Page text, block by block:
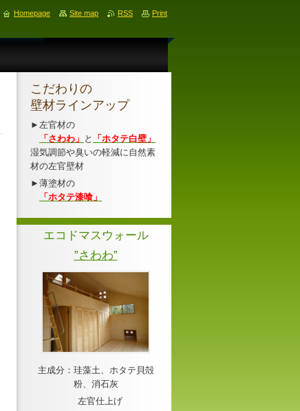
こだわりの
壁材ラインアップ
►左官材の
「さわわ」 と
「ホタテ白壁」
湿気調節や臭いの軽減に自然素
材の左官壁材
►薄塗材の
「ホタテ漆喰」
エコドマスウォール
”さわわ”
主成分：珪藻土、ホタテ貝殻
粉、消石灰
左官仕上げ
Homepage Site map RSS Print